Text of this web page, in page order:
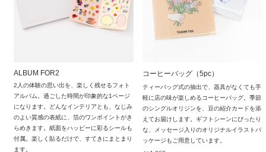
ALBUM FOR2
2人の体験の思い出を、楽しく残せるフォト
アルバム。過ごした時間が印象的な1ページ
になります。どんなインテリアとも、なじみ
のよい質感の表紙に、箔のワンポイントがき
らめきます。紙面をハッピーに彩るシールも
付属。楽しく貼るだけで、すてきにまとまり
ます。
コーヒーバッグ（5pc）
ティーバッグ式の抽出で、器具がなくても手
軽に店の味が楽しめるコーヒーバッグ。季節
のシングルオリジンを、豆の紹介カードを添
えてお届けします。ギフトシーンにぴったり
な、メッセージ入りのオリジナルイラストパ
ッケージもご用意しています。